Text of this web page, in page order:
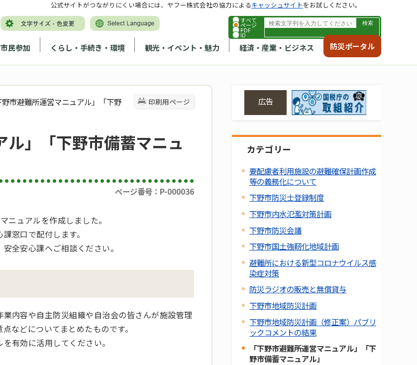
すべて
ページ
PDF
ID
民参加 くらし・手続き・環境 観光・イベント・魅力 経済・産業・ビジネス 防災ポータル
公式サイトがつながりにくい場合には、ヤフー株式会社の協力によるキャッシュサイトをお試しください。
印刷用ページ
野市避難所運営マニュアル」「下野
ル」「下野市備蓄マニュ
ページ番号：P-000036
ニュアルを作成しました。
窓口で配付します。
全安心課へご相談ください。
内容や自主防災組織や自治会の皆さんが施設管理
などについてまとめたものです。
有効に活用してください。
広告
カテゴリー
要配慮者利用施設の避難確保計画作成
等の義務化について
下野市防災士登録制度
下野市内水氾濫対策計画
下野市防災会議
下野市国土強靭化地域計画
避難所における新型コロナウイルス感
染症対策
防災ラジオの販売と無償貸与
下野市地域防災計画
下野市地域防災計画（修正案）パブリ
ックコメントの結果
「下野市避難所運営マニュアル」「下
野市備蓄マニュアル」